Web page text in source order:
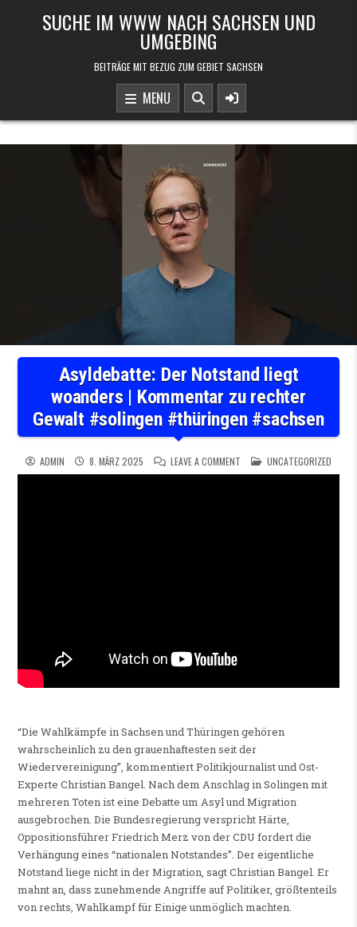
SUCHE IM WWW NACH SACHSEN UND
UMGEBING
BEITRÄGE MIT BEZUG ZUM GEBIET SACHSEN
MENU
Asyldebatte: Der Notstand liegt
woanders | Kommentar zu rechter
Gewalt #solingen #thüringen #sachsen
ADMIN 8. MÄRZ 2025 LEAVE A COMMENT ON ASYLDEBATTE: DER
POSTED IN
UNCATEGORIZED
“Die Wahlkämpfe in Sachsen und Thüringen gehören
wahrscheinlich zu den grauenhaftesten seit der
Wiedervereinigung”, kommentiert Politikjournalist und Ost-
Experte Christian Bangel. Nach dem Anschlag in Solingen mit
mehreren Toten ist eine Debatte um Asyl und Migration
ausgebrochen. Die Bundesregierung verspricht Härte,
Oppositionsführer Friedrich Merz von der CDU fordert die
Verhängung eines “nationalen Notstandes”. Der eigentliche
Notstand liege nicht in der Migration, sagt Christian Bangel. Er
mahnt an, dass zunehmende Angriffe auf Politiker, größtenteils
von rechts, Wahlkampf für Einige unmöglich machten.